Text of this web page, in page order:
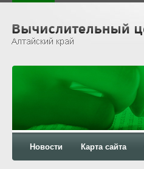
Новости Карта сайта